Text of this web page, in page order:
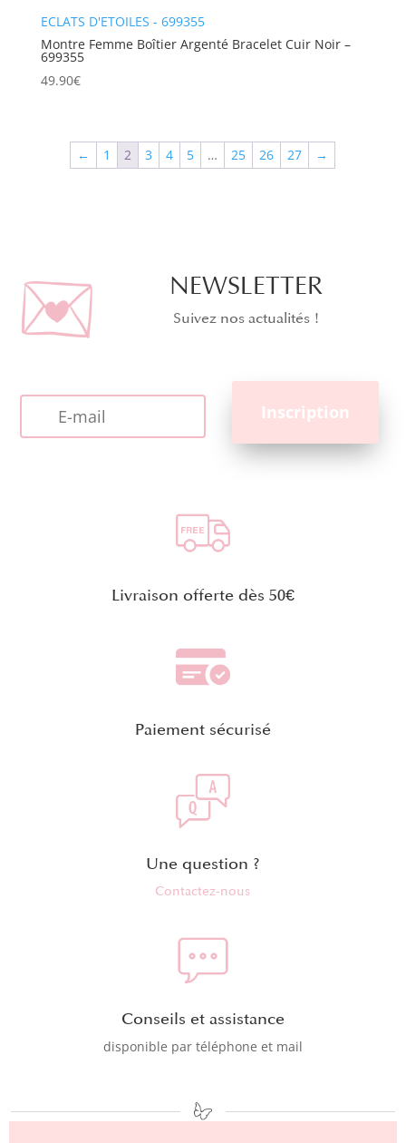
ECLATS D'ETOILES - 699355
Montre Femme Boîtier Argenté Bracelet Cuir Noir –
699355
49.90€
← 1 2 3 4 5 … 25 26 27 →
NEWSLETTER
Suivez nos actualités !
Livraison offerte dès 50€
Paiement sécurisé
Une question ?
Contactez-nous
Conseils et assistance
disponible par téléphone et mail